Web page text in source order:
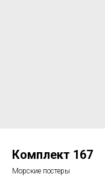
Комплект 167
Морские постеры